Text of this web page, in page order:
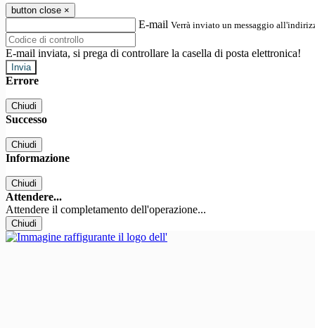
button close ×
E-mail Verrà inviato un messaggio
E-mail inviata, si prega di controllare la casella di posta elettronica!
Errore
Chiudi
Successo
Chiudi
Informazione
Chiudi
Attendere...
Attendere il completamento dell'operazione...
Chiudi